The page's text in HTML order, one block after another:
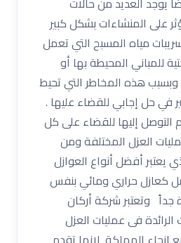
على المنشاءات بشكل كبير
مياه المسبح التي تعمل
للمباني المحيطة بها أو
وبسبب هذه المخاطر التي تحيط
في حل إجابي للقضاء عليها .
التوصل إليها للقضاء على كل
العزل المختلفة ومن
يعتبر أفضل أنواع العوازل
كعازل حراري ومائي بنفس
جداً وتعتبر شركة أركان
فى عمليات العزل